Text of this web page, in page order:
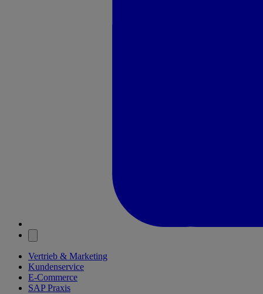
Vertrieb & Marketing
Kundenservice
E-Commerce
SAP Praxis